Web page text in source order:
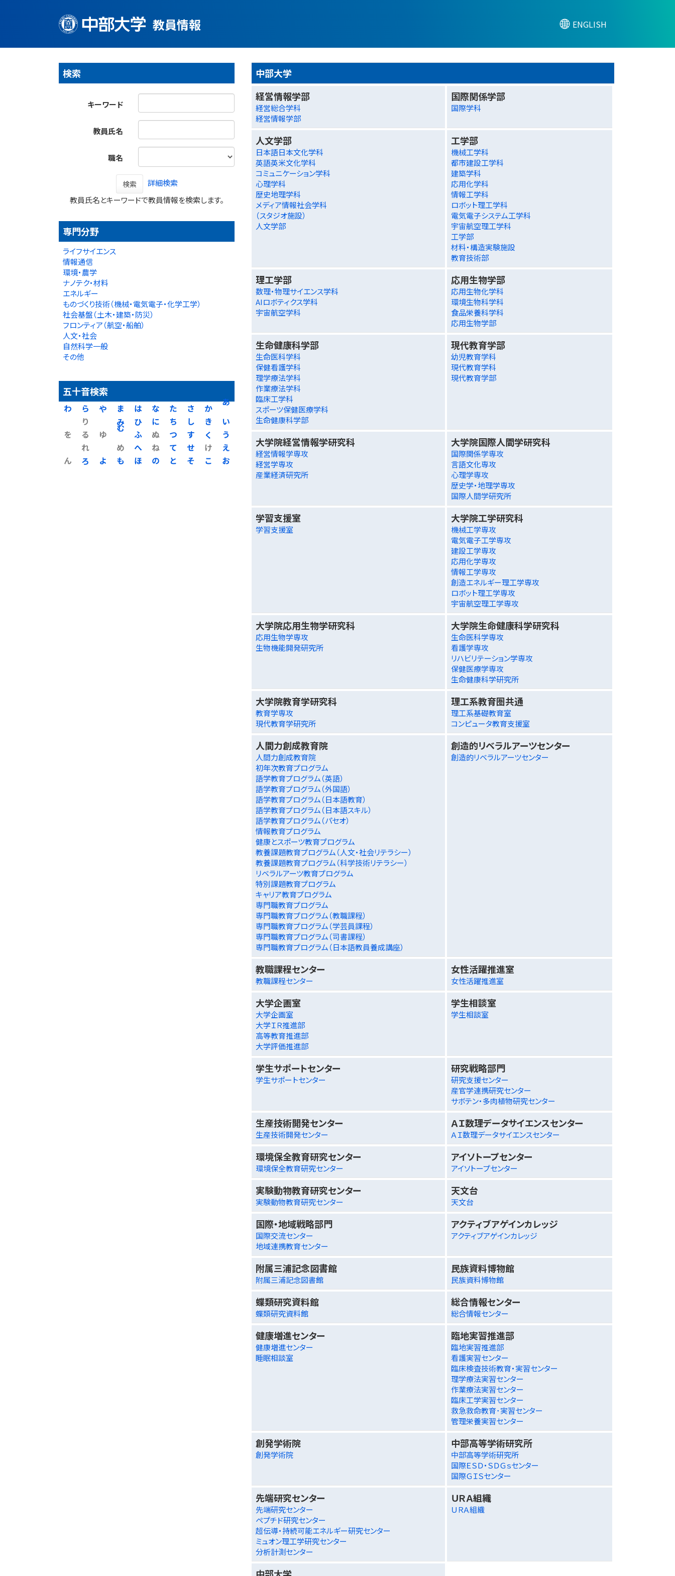
教員情報 ENGLISH
検索
キーワード
教員氏名
職名
検索
詳細検索
教員氏名とキーワードで教員情報を検索します。
専門分野
ライフサイエンス
情報通信
環境・農学
ナノテク・材料
エネルギー
ものづくり技術（機械・電気電子・化学工学）
社会基盤（土木・建築・防災）
フロンティア（航空・船舶）
人文・社会
自然科学一般
その他
五十音検索
あ
い
う
え
お
か
き
く
け
こ
さ
し
す
せ
そ
た
ち
つ
て
と
な
に
ぬ
ね
の
は
ひ
ふ
へ
ほ
ま
み
む
め
も
や
ゆ
よ
ら
り
る
れ
ろ
わ
を
ん
中部大学
経営情報学部
経営総合学科
経営情報学部
国際関係学部
国際学科
人文学部
日本語日本文化学科
英語英米文化学科
コミュニケーション学科
心理学科
歴史地理学科
メディア情報社会学科
（スタジオ施設）
人文学部
工学部
機械工学科
都市建設工学科
建築学科
応用化学科
情報工学科
ロボット理工学科
電気電子システム工学科
宇宙航空理工学科
工学部
材料・構造実験施設
教育技術部
理工学部
数理・物理サイエンス学科
AIロボティクス学科
宇宙航空学科
応用生物学部
応用生物化学科
環境生物科学科
食品栄養科学科
応用生物学部
生命健康科学部
生命医科学科
保健看護学科
理学療法学科
作業療法学科
臨床工学科
スポーツ保健医療学科
生命健康科学部
現代教育学部
幼児教育学科
現代教育学科
現代教育学部
大学院経営情報学研究科
経営情報学専攻
経営学専攻
産業経済研究所
大学院国際人間学研究科
国際関係学専攻
言語文化専攻
心理学専攻
歴史学・地理学専攻
国際人間学研究所
学習支援室
学習支援室
大学院工学研究科
機械工学専攻
電気電子工学専攻
建設工学専攻
応用化学専攻
情報工学専攻
創造エネルギー理工学専攻
ロボット理工学専攻
宇宙航空理工学専攻
大学院応用生物学研究科
応用生物学専攻
生物機能開発研究所
大学院生命健康科学研究科
生命医科学専攻
看護学専攻
リハビリテーション学専攻
保健医療学専攻
生命健康科学研究所
大学院教育学研究科
教育学専攻
現代教育学研究所
理工系教育圏共通
理工系基礎教育室
コンピュータ教育支援室
人間力創成教育院
人間力創成教育院
初年次教育プログラム
語学教育プログラム（英語）
語学教育プログラム（外国語）
語学教育プログラム（日本語教育）
語学教育プログラム（日本語スキル）
語学教育プログラム（パセオ）
情報教育プログラム
健康とスポーツ教育プログラム
教養課題教育プログラム（人文・社会リテラシー）
教養課題教育プログラム（科学技術リテラシー）
リベラルアーツ教育プログラム
特別課題教育プログラム
キャリア教育プログラム
専門職教育プログラム
専門職教育プログラム（教職課程）
専門職教育プログラム（学芸員課程）
専門職教育プログラム（司書課程）
専門職教育プログラム（日本語教員養成講座）
創造的リベラルアーツセンター
創造的リベラルアーツセンター
教職課程センター
教職課程センター
女性活躍推進室
女性活躍推進室
大学企画室
大学企画室
大学ＩＲ推進部
高等教育推進部
大学評価推進部
学生相談室
学生相談室
学生サポートセンター
学生サポートセンター
研究戦略部門
研究支援センター
産官学連携研究センター
サボテン・多肉植物研究センター
生産技術開発センター
生産技術開発センター
ＡＩ数理データサイエンスセンター
ＡＩ数理データサイエンスセンター
環境保全教育研究センター
環境保全教育研究センター
アイソトープセンター
アイソトープセンター
実験動物教育研究センター
実験動物教育研究センター
天文台
天文台
国際・地域戦略部門
国際交流センター
地域連携教育センター
アクティブアゲインカレッジ
アクティブアゲインカレッジ
附属三浦記念図書館
附属三浦記念図書館
民族資料博物館
民族資料博物館
蝶類研究資料館
蝶類研究資料館
総合情報センター
総合情報センター
健康増進センター
健康増進センター
睡眠相談室
臨地実習推進部
臨地実習推進部
看護実習センター
臨床検査技術教育・実習センター
理学療法実習センター
作業療法実習センター
臨床工学実習センター
救急救命教育･実習センター
管理栄養実習センター
創発学術院
創発学術院
中部高等学術研究所
中部高等学術研究所
国際ＥＳＤ・ＳＤＧｓセンター
国際ＧＩＳセンター
先端研究センター
先端研究センター
ペプチド研究センター
超伝導・持続可能エネルギー研究センター
ミュオン理工学研究センター
分析計測センター
ＵＲＡ組織
ＵＲＡ組織